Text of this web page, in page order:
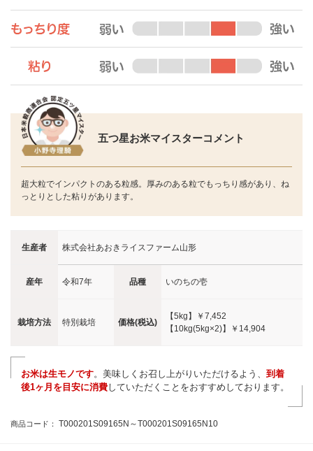
五つ星お米マイスターコメント
超大粒でインパクトのある粒感。厚みのある粒でもっちり感があり、ね
っとりとした粘りがあります。
生産者 株式会社あおきライスファーム山形
産年 令和7年 品種 いのちの壱
栽培方法 特別栽培 価格(税込)
【5kg】
￥7,452
【10kg(5kg×2)】
￥14,904
お米は生モノです。美味しくお召し上がりいただけるよう、 到着
後1ヶ月を目安に消費していただくことをおすすめしております。
商品コード： T000201S09165N～T000201S09165N10